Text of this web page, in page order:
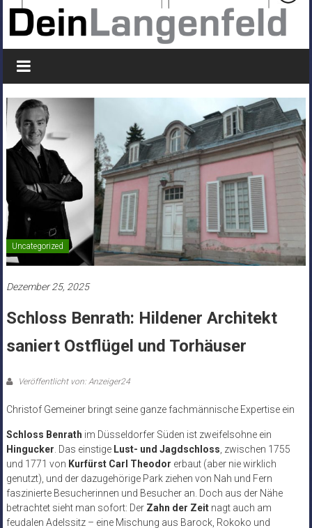
Uncategorized
Dezember 25, 2025
Schloss Benrath: Hildener Architekt
saniert Ostflügel und Torhäuser
Veröffentlicht von: Anzeiger24
Christof Gemeiner bringt seine ganze fachmännische Expertise ein
Schloss Benrath im Düsseldorfer Süden ist zweifelsohne ein
Hingucker . Das einstige Lust- und Jagdschloss , zwischen 1755
und 1771 von Kurfürst Carl Theodor erbaut (aber nie wirklich
genutzt), und der dazugehörige Park ziehen von Nah und Fern
faszinierte Besucherinnen und Besucher an. Doch aus der Nähe
betrachtet sieht man sofort: Der Zahn der Zeitnagt auch am
feudalen Adelssitz – eine Mischung aus Barock, Rokoko und